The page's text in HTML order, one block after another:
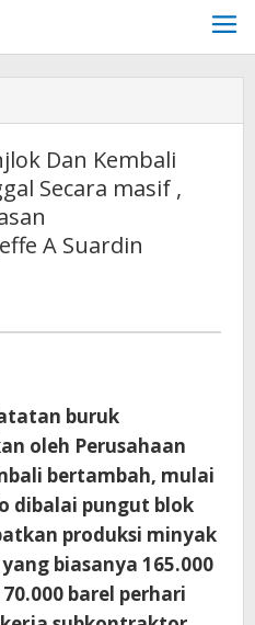
Dan Kembali
Secara masif ,
A Suardin
buruk
oleh Perusahaan
bertambah, mulai
dibalai pungut blok
produksi minyak
biasanya 165.000
barel perhari